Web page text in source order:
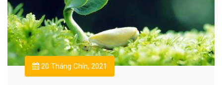
20 Tháng Chín, 2021